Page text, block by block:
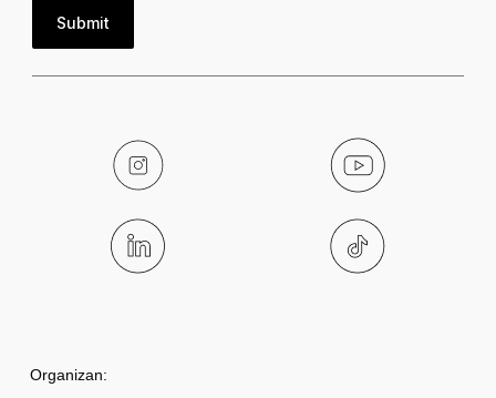
Submit
Organizan: